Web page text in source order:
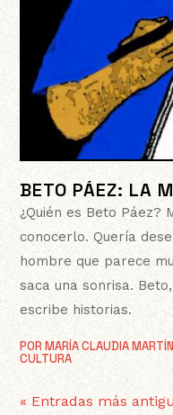
BETO PÁEZ: LA
PORMARÍA CLAUDIA
CULTURA
¿Quién es Beto Páez?
conocerlo. Quería
hombre que parece
saca una sonrisa.
escribe historias.
« Entradas más